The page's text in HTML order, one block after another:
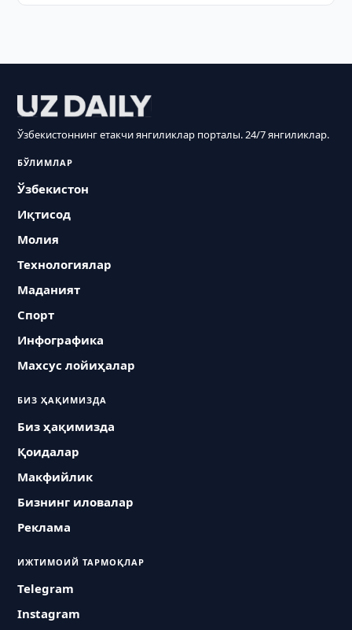
Ўзбекистоннинг етакчи янгиликлар порталы. 24/7 янгиликлар.
БЎЛИМЛАР
Ўзбекистон
Иқтисод
Молия
Технологиялар
Маданият
Спорт
Инфографика
Махсус лойиҳалар
БИЗ ҲАҚИМИЗДА
Биз ҳақимизда
Қоидалар
Макфийлик
Бизнинг иловалар
Реклама
ИЖТИМОИЙ ТАРМОҚЛАР
Telegram
Instagram